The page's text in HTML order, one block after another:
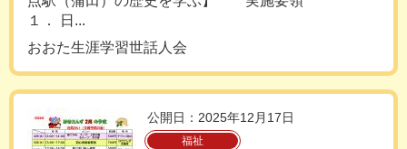
１． 日...
おおた生涯学習世話人会
公開日：2025年12月17日
福祉